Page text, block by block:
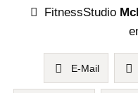
FitnessStudio
E-Mail